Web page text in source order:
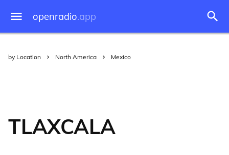
openradio.app
by Location North America Mexico
TLAXCALA